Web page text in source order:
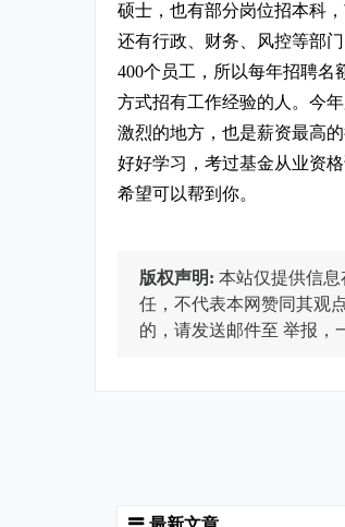
硕士，也有部分岗位招本科
还有行政、财务、风控等部
400个员工，所以每年招聘
方式招有工作经验的人。今
激烈的地方，也是薪资最高
好好学习，考过基金从业资
希望可以帮到你。
版权声明: 本站仅提供信
任，不代表本网赞同其观
的，请发送邮件至 举报，